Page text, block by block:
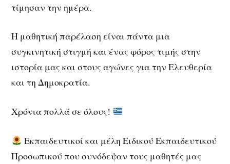
τίμησαν την ημέρα.
Η μαθητική παρέλαση είναι πάντα μια
συγκινητική στιγμή και ένας φόρος τιμής στην
ιστορία μας και στους αγώνες για την Ελευθερία
και τη Δημοκρατία.
Χρόνια πολλά σε όλους!
Εκπαιδευτικοί και μέλη Ειδικού Εκπαιδευτικού
Προσωπικού που συνόδεψαν τους μαθητές μας